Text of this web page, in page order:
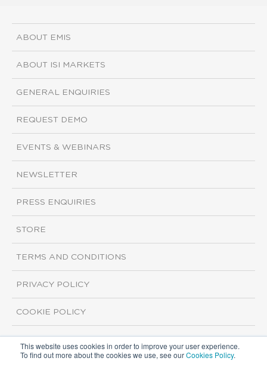
This website uses cookies in order to improve your user experience.
To find out more about the cookies we use, see ourCookies Policy.
ABOUT EMIS
ABOUT ISI MARKETS
GENERAL ENQUIRIES
REQUEST DEMO
EVENTS & WEBINARS
NEWSLETTER
PRESS ENQUIRIES
STORE
TERMS AND CONDITIONS
PRIVACY POLICY
COOKIE POLICY
Copyright ©2026 ISI Markets. All rights reserved.